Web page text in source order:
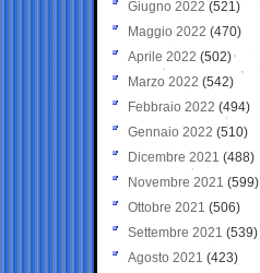
Giugno 2022 (521)
Maggio 2022 (470)
Aprile 2022 (502)
Marzo 2022 (542)
Febbraio 2022 (494)
Gennaio 2022 (510)
Dicembre 2021 (488)
Novembre 2021 (599)
Ottobre 2021 (506)
Settembre 2021 (539)
Agosto 2021 (423)